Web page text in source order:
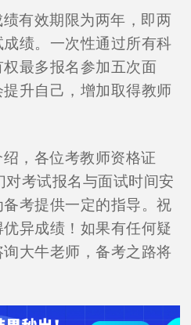
有效期限为两年，即两
绩。一次性通过所有科
最多报名参加五次面
升自己，增加取得教师
，各位考教师资格证
对考试报名与面试时间安
考提供一定的指导。祝
异成绩！如果有任何疑
大牛老师，备考之路将